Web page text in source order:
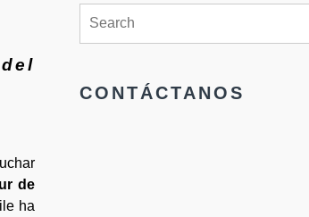
de
ha
CONTÁCTANOS